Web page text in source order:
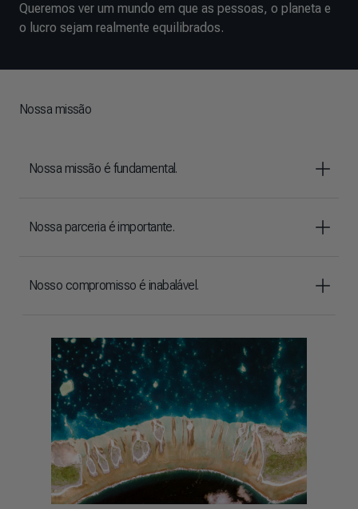
Queremos ver um mundo em que as pessoas, o planeta e
o lucro sejam realmente equilibrados.
Nossa missão
Nossa missão é fundamental.
Nossa parceria é importante.
Nosso compromisso é inabalável.